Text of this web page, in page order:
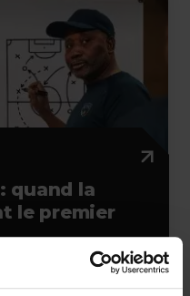
quand la
le premier